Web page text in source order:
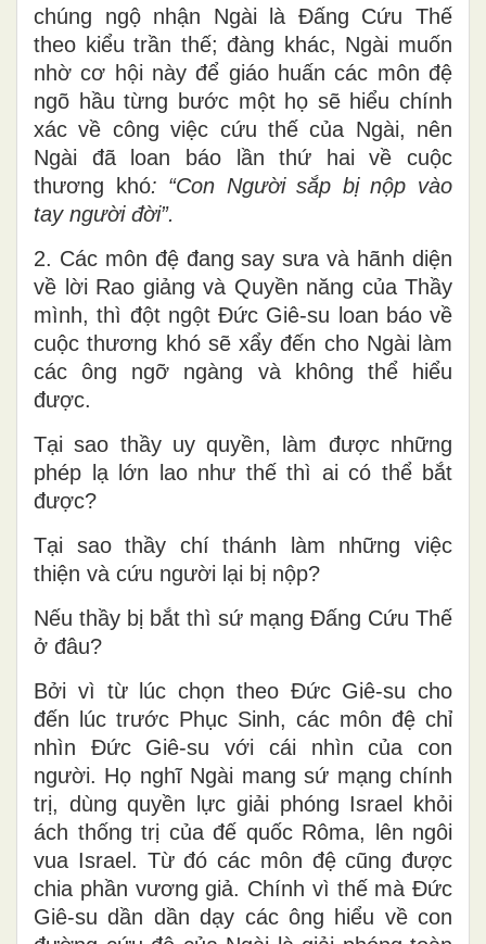
chúng ngộ nhận Ngài là Đấng Cứu Thế
theo kiểu trần thế; đàng khác, Ngài muốn
nhờ cơ hội này để giáo huấn các môn đệ
ngõ hầu từng bước một họ sẽ hiểu chính
xác về công việc cứu thế của Ngài, nên
Ngài đã loan báo lần thứ hai về cuộc
thương khó: “Con Người sắp bị nộp vào
tay người đời”.
2. Các môn đệ đang say sưa và hãnh diện
về lời Rao giảng và Quyền năng của Thầy
mình, thì đột ngột Đức Giê-su loan báo về
cuộc thương khó sẽ xẩy đến cho Ngài làm
các ông ngỡ ngàng và không thể hiểu
được.
Tại sao thầy uy quyền, làm được những
phép lạ lớn lao như thế thì ai có thể bắt
được?
Tại sao thầy chí thánh làm những việc
thiện và cứu người lại bị nộp?
Nếu thầy bị bắt thì sứ mạng Đấng Cứu Thế
ở đâu?
Bởi vì từ lúc chọn theo Đức Giê-su cho
đến lúc trước Phục Sinh, các môn đệ chỉ
nhìn Đức Giê-su với cái nhìn của con
người. Họ nghĩ Ngài mang sứ mạng chính
trị, dùng quyền lực giải phóng Israel khỏi
ách thống trị của đế quốc Rôma, lên ngôi
vua Israel. Từ đó các môn đệ cũng được
chia phần vương giả. Chính vì thế mà Đức
Giê-su dần dần dạy các ông hiểu về con